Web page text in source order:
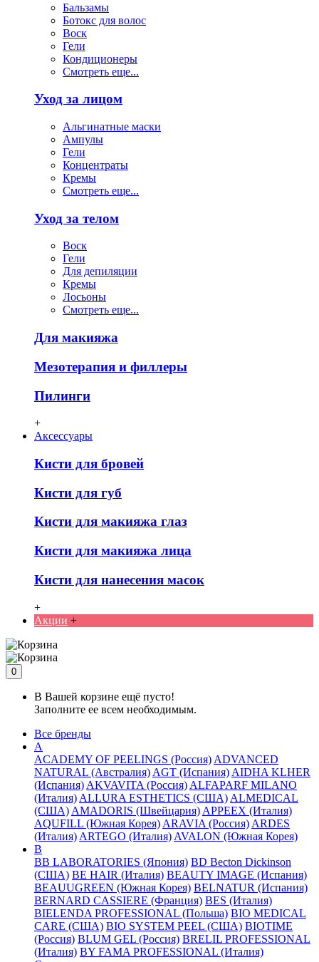
Бальзамы
Ботокс для волос
Воск
Гели
Кондиционеры
Смотреть еще...
Уход за лицом
Альгинатные маски
Ампулы
Гели
Концентраты
Кремы
Смотреть еще...
Уход за телом
Воск
Гели
Для депиляции
Кремы
Лосьоны
Смотреть еще...
Для макияжа
Мезотерапия и филлеры
Пилинги
+
Аксессуары
Кисти для бровей
Кисти для губ
Кисти для макияжа глаз
Кисти для макияжа лица
Кисти для нанесения масок
+
Акции +
0
В Вашей корзине ещё пусто!
Заполните ее всем необходимым.
Все бренды
A
ACADEMY OF PEELINGS (Россия) ADVANCED
NATURAL (Австралия) AGT (Испания) AIDHA KLHER
(Испания) AKVAVITA (Россия) ALFAPARF MILANO
(Италия) ALLURA ESTHETICS (США) ALMEDICAL
(США) AMADORIS (Швейцария) APPEEX (Италия)
AQUFILL (Южная Корея) ARAVIA (Россия) ARDES
(Италия) ARTEGO (Италия) AVALON (Южная Корея)
B
BB LABORATORIES (Япония) BD Becton Dickinson
(США) BE HAIR (Италия) BEAUTY IMAGE (Испания)
BEAUUGREEN (Южная Корея) BELNATUR (Испания)
BERNARD CASSIERE (Франция) BES (Италия)
BIELENDA PROFESSIONAL (Польша) BIO MEDICAL
CARE (США) BIO SYSTEM PEEL (США) BIOTIME
(Россия) BLUM GEL (Россия) BRELIL PROFESSIONAL
(Италия) BY FAMA PROFESSIONAL (Италия)